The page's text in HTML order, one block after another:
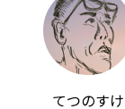
てつのすけ